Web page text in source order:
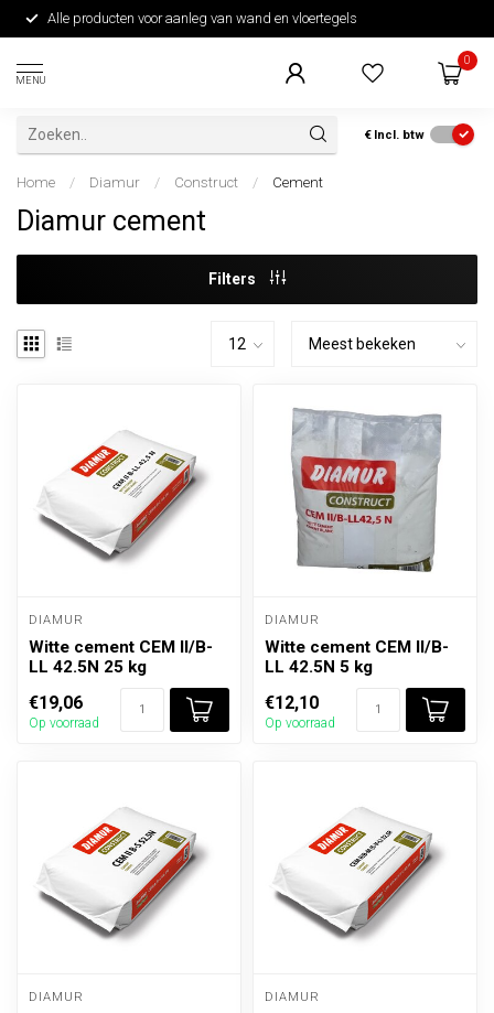
Alle producten voor aanleg van wand en vloertegels
MENU
0
€ Incl. btw
Home / Diamur / Construct / Cement
Diamur cement
Filters
DIAMUR
Witte cement CEM II/B-
LL 42.5N 25 kg
€19,06
Op voorraad
DIAMUR
Witte cement CEM II/B-
LL 42.5N 5 kg
€12,10
Op voorraad
DIAMUR DIAMUR